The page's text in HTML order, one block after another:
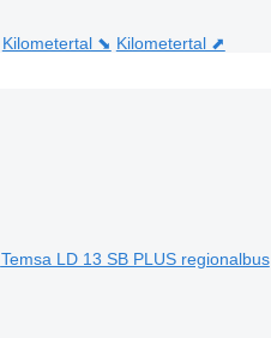
Kilometertal ⬊ Kilometertal ⬈
Temsa LD 13 SB PLUS regionalbus